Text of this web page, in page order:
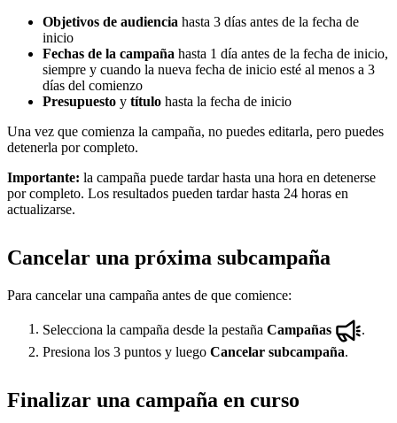
Objetivos de audiencia hasta 3 días antes de la fecha de
inicio
Fechas de la campaña hasta 1 día antes de la fecha de inicio,
siempre y cuando la nueva fecha de inicio esté al menos a 3
días del comienzo
Presupuesto y título hasta la fecha de inicio
Una vez que comienza la campaña, no puedes editarla, pero puedes
detenerla por completo.
Importante: la campaña puede tardar hasta una hora en detenerse
por completo. Los resultados pueden tardar hasta 24 horas en
actualizarse.
Cancelar una próxima subcampaña
Para cancelar una campaña antes de que comience:
Selecciona la campaña desde la pestaña Campañas
Presiona los 3 puntos y luego Cancelar subcampaña.
Finalizar una campaña en curso